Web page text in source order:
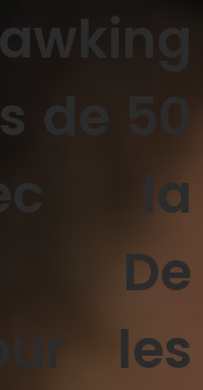
50
la
De
les